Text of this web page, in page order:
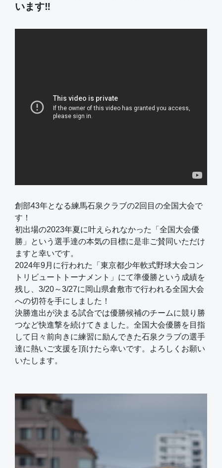
います‼
創部43年となる練馬石泉クラブの2回目の全国大会で
す！
初出場の2023年夏に叶えられなかった「全国大会優
勝」という選手達の本気の目標に是非ご賛同いただけ
ますと幸いです。
2024年9月に行われた「東京都少年軟式野球大会コン
トリビュートトーナメント」にて準優勝という成績を
残し、3/20～3/27に岡山県倉敷市で行われる全国大会
への切符を手にしました！
決勝進出が決まる試合では優勝候補のチームに競り勝
つなど快進撃を続けてきました。全国大会優勝を目指
して日々前向きに練習に励んできた石泉クラブの選手
達に熱いご支援を頂けたら幸いです。よろしくお願い
いたします。